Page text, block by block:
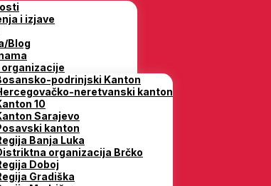
i izjave
Blog
organizacije
podrinjski Kanton
neretvanski kanton
10
Sarajevo
kanton
Banja Luka
organizacija Brčko
Doboj
Gradiška